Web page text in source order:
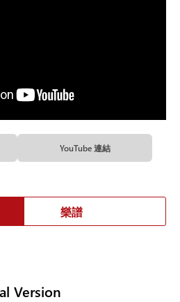
YouTube 連結
樂譜
Version